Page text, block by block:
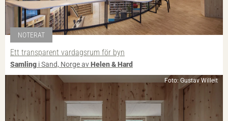
NOTERAT
Ett transparent vardagsrum för byn
Samling i Sand, Norge avHelen & Hard
Foto: Gustav Willeit